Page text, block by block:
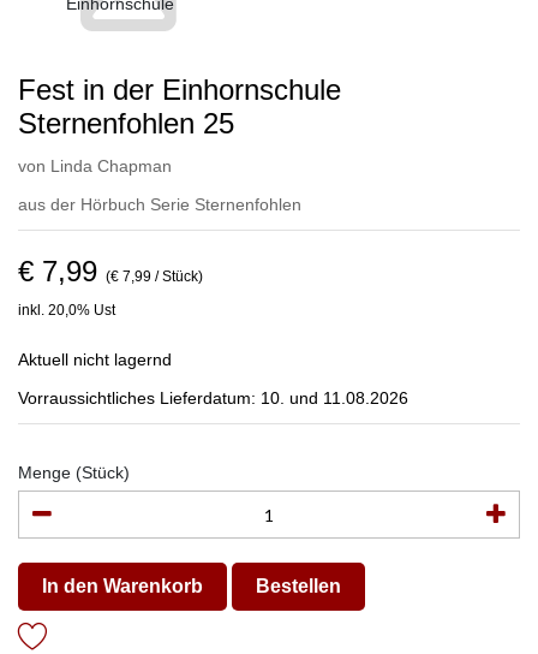
Fest in der Einhornschule
Sternenfohlen 25
von Linda Chapman
aus der Hörbuch Serie Sternenfohlen
€ 7,99 (€ 7,99 / Stück)
inkl. 20,0% Ust
Aktuell nicht lagernd
Vorraussichtliches Lieferdatum: 10. und 11.08.2026
Menge (Stück)
In den Warenkorb Bestellen